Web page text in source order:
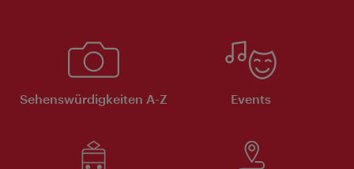
Sehenswürdigkeiten A-Z Events